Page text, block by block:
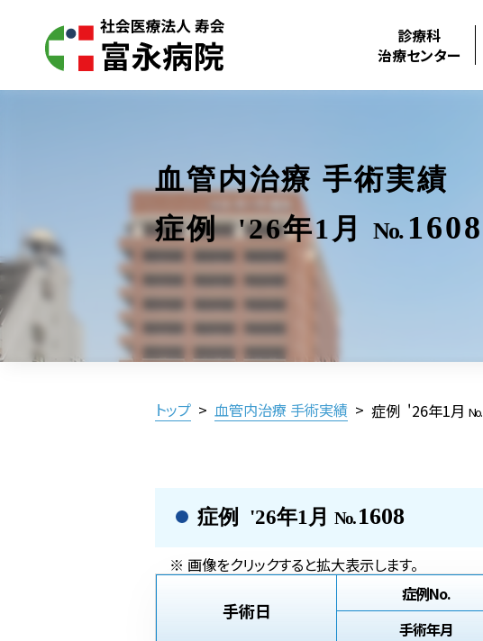
診療科
治療センター
血管内治療 手術実績
症例 '26年1月
No. 1608
トップ > 血管内治療 手術実績 > 症例 '26年1月No.
症例 '26年1月 No.1608
※ 画像をクリックすると拡大表示します。
手術日
症例No.
手術年月